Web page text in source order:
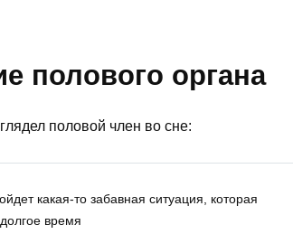
полового органа
половой член во сне:
какая-то забавная ситуация, которая
время